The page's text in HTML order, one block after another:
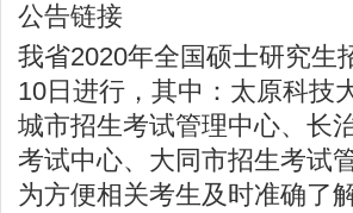
公告链接
我省2020年全国硕士研究生
10日进行，其中：太原科技
城市招生考试管理中心、长
考试中心、大同市招生考试
为方便相关考生及时准确了